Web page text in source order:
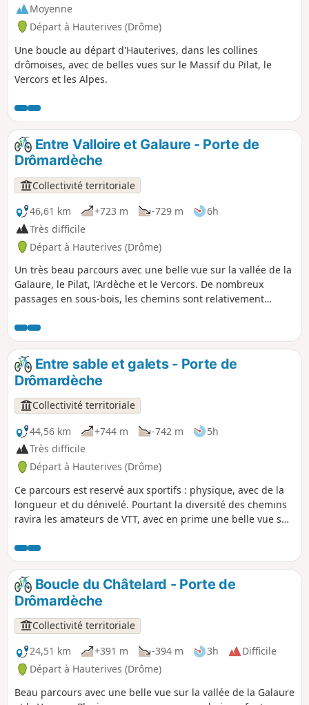
Moyenne
Départ à Hauterives (Drôme)
Une boucle au départ d'Hauterives, dans les collines
drômoises, avec de belles vues sur le Massif du Pilat, le
Vercors et les Alpes.
Entre Valloire et Galaure - Porte de
Drômardèche
Collectivité territoriale
46,61 km
+723 m -729 m
6h
Très difficile
Départ à Hauterives (Drôme)
Un très beau parcours avec une belle vue sur la vallée de la
Galaure, le Pilat, l’Ardèche et le Vercors. De nombreux
passages en sous-bois, les chemins sont relativement
Entre sable et galets - Porte de
Drômardèche
Collectivité territoriale
44,56 km
+744 m -742 m
5h
Très difficile
Départ à Hauterives (Drôme)
Ce parcours est reservé aux sportifs : physique, avec de la
longueur et du dénivelé. Pourtant la diversité des chemins
ravira les amateurs de VTT, avec en prime une belle vue sur
Boucle du Châtelard - Porte de
Drômardèche
Collectivité territoriale
24,51 km
+391 m -394 m 3h
Difficile
Départ à Hauterives (Drôme)
Beau parcours avec une belle vue sur la vallée de la Galaure